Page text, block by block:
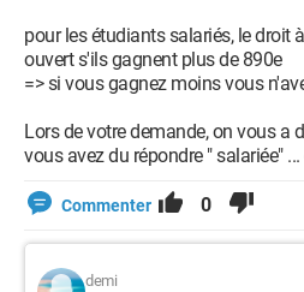
pour les étudiants salariés, le droit
ouvert s'ils gagnent plus de 890e
=> si vous gagnez moins vous
Lors de votre demande, on vous a
vous avez du répondre " salariée"
Commenter 0
demi